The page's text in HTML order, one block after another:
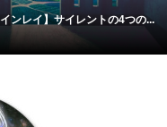
【ツインレイ】追いかけてはいけ